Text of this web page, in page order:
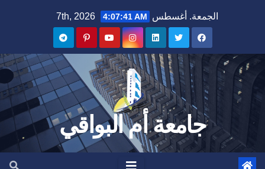
الجمعة. أغسطس 7th, 2026 4:07:41 AM
جامعة أم البواقي